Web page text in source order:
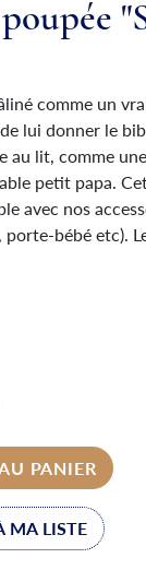
comme un
lui donner le
au lit, comme
petit papa.
avec nos
bébé etc).
PANIER